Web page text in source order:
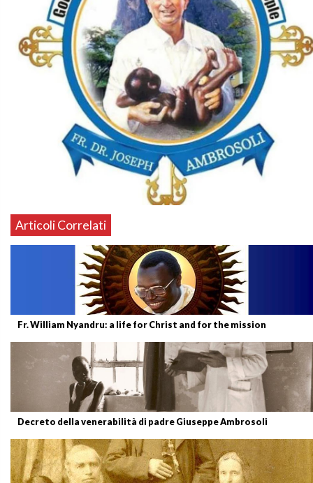
Articoli Correlati
Fr. William Nyandru: a life for Christ and for the mission
Decreto della venerabilità di padre Giuseppe Ambrosoli